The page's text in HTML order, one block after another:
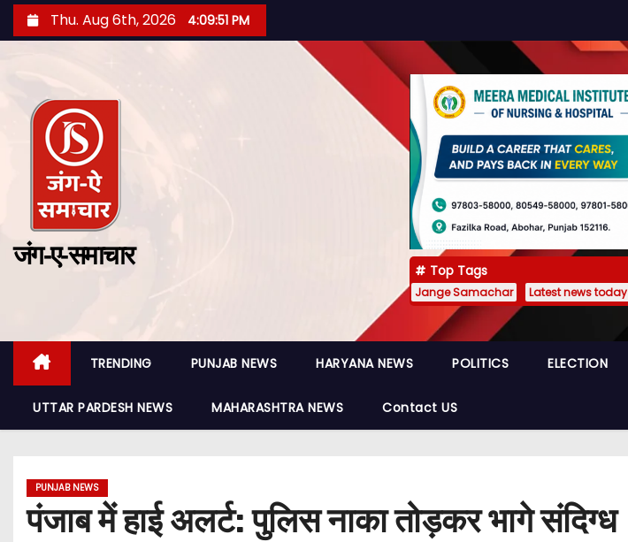
Thu. Aug 6th, 2026 4:09:52 PM
जंग-ए-समाचार
Top Tags
Jange Samachar Latest news today
TRENDING PUNJAB NEWS HARYANA NEWS POLITICS ELECTION
UTTAR PARDESH NEWS MAHARASHTRA NEWS Contact US
PUNJAB NEWS
पंजाब में हाई अलर्ट: पुलिस नाका तोड़कर भागे संदिग्ध